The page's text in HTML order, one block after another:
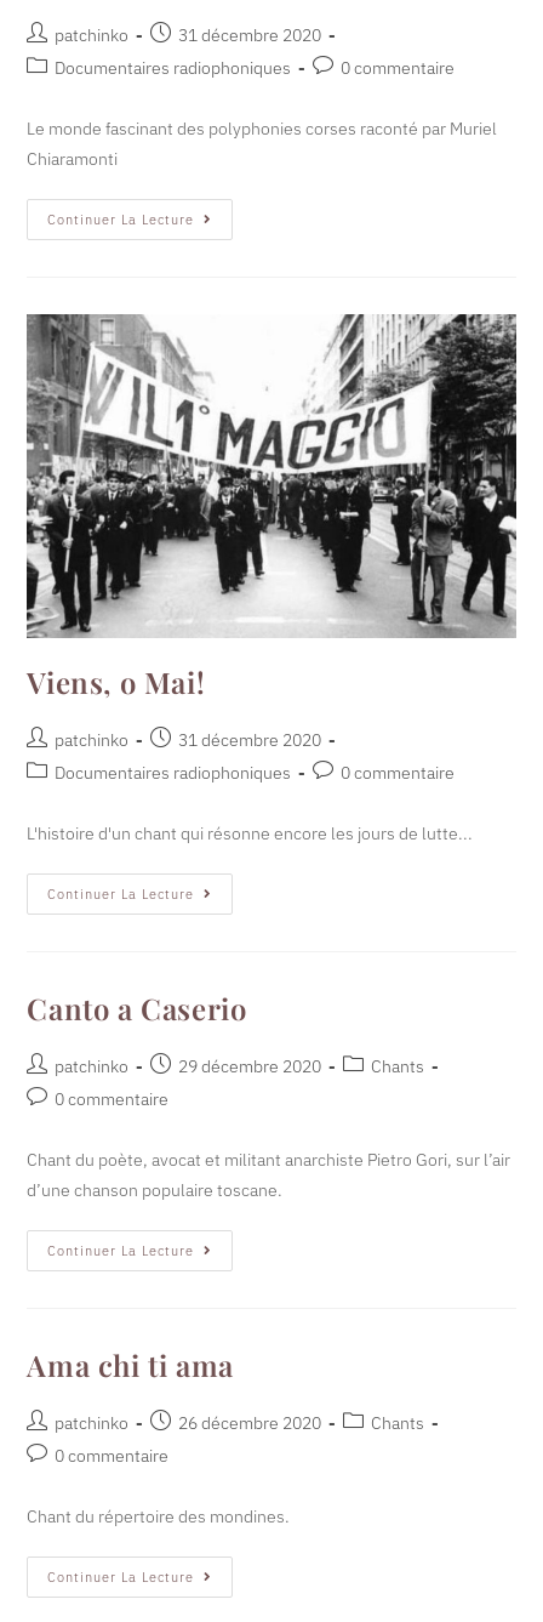
patchinko
31 décembre 2020
Documentaires radiophoniques
0 commentaire
Le monde fascinant des polyphonies corses raconté par Muriel
Chiaramonti
Continuer La Lecture
Viens, o Mai!
patchinko
31 décembre 2020
Documentaires radiophoniques
0 commentaire
L'histoire d'un chant qui résonne encore les jours de lutte...
Continuer La Lecture
Canto a Caserio
patchinko 29 décembre 2020
Chants
0 commentaire
Chant du poète, avocat et militant anarchiste Pietro Gori, sur l’air
d’une chanson populaire toscane.
Continuer La Lecture
Ama chi ti ama
patchinko 26 décembre 2020
Chants
0 commentaire
Chant du répertoire des mondines.
Continuer La Lecture